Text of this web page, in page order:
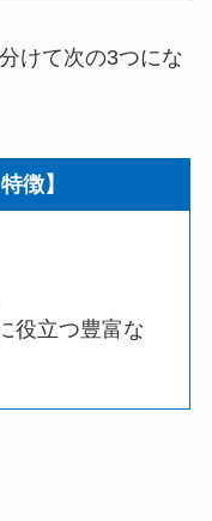
けて次の3つにな
徴】
役立つ豊富な